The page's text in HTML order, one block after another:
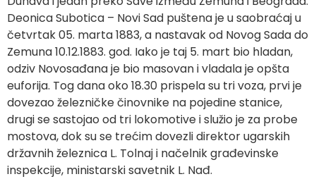
Deonica Subotica – Novi Sad puštena je u saobraćaj u
četvrtak 05. marta 1883, a nastavak od Novog Sada do
Zemuna 10.12.1883. god. Iako je taj 5. mart bio hladan,
odziv Novosađana je bio masovan i vladala je opšta
euforija. Tog dana oko 18.30 prispela su tri voza, prvi je
dovezao železničke činovnike na pojedine stanice,
drugi se sastojao od tri lokomotive i služio je za probe
mostova, dok su se trećim dovezli direktor ugarskih
državnih železnica L. Tolnaj i načelnik građevinske
inspekcije, ministarski savetnik L. Nađ.